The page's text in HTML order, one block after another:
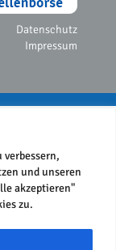
verbessern,
und unseren
akzeptieren"
zu.
Datenschutz
Impressum